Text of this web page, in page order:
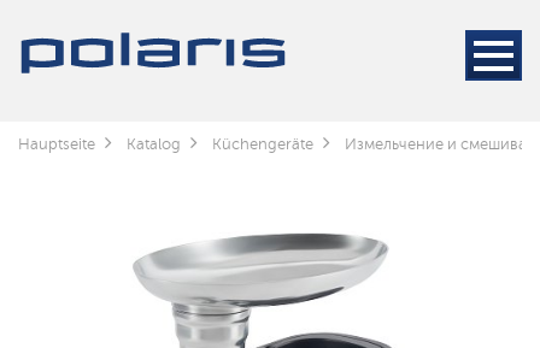
Hauptseite Katalog Küchengeräte Измельчение и